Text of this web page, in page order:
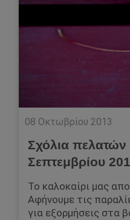
08 Οκτωβρίου 2013
Σχόλια
Σεπτεμβρίου
Το καλοκαίρι μας
Αφήνουμε τις
για εξορμήσεις στα